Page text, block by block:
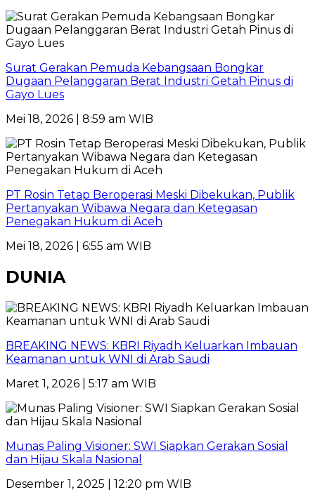
Surat Gerakan Pemuda Kebangsaan Bongkar
Dugaan Pelanggaran Berat Industri Getah Pinus di
Gayo Lues
Mei 18, 2026 | 8:59 am WIB
PT Rosin Tetap Beroperasi Meski Dibekukan, Publik
Pertanyakan Wibawa Negara dan Ketegasan
Penegakan Hukum di Aceh
Mei 18, 2026 | 6:55 am WIB
DUNIA
BREAKING NEWS: KBRI Riyadh Keluarkan Imbauan
Keamanan untuk WNI di Arab Saudi
Maret 1, 2026 | 5:17 am WIB
Munas Paling Visioner: SWI Siapkan Gerakan Sosial
dan Hijau Skala Nasional
Desember 1, 2025 | 12:20 pm WIB